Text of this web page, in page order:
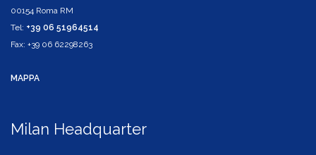
00154 Roma RM
Tel: +39 06 51964514
Fax: +39 06 62298263
MAPPA
Milan Headquarter